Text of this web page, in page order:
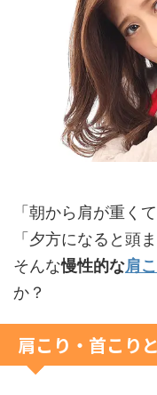
「朝から肩が重く
「夕方になると頭
そんな慢性的な肩
か？
肩こり・首こり